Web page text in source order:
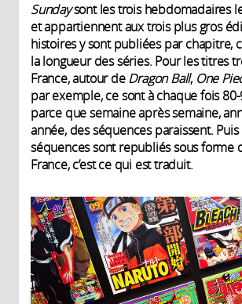
Sundaysont les trois hebdomadaires
et appartiennent aux trois plus gros
histoires y sont publiées par chapitre,
la longueur des séries. Pour les titres
France, autour deDragon Ball, One
par exemple, ce sont à chaque fois
parce que semaine après semaine,
année, des séquences paraissent.
séquences sont republiés sous forme
France, c’est ce qui est traduit.